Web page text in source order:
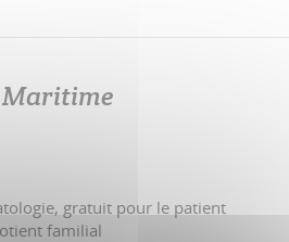
Maritime
gratuit pour le patient
familial